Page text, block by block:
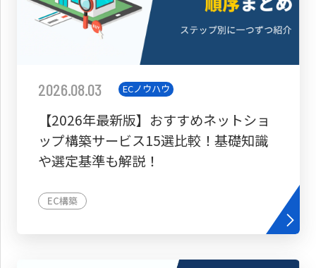
2026.08.03 ECノウハウ
【2026年最新版】おすすめネットショ
ップ構築サービス15選比較！基礎知識
や選定基準も解説！
EC構築